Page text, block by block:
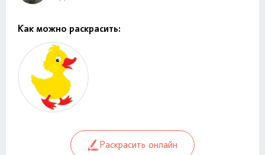
Как можно раскрасить:
Раскрасить онлайн